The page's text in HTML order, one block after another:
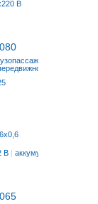
В
В | аккумулятор